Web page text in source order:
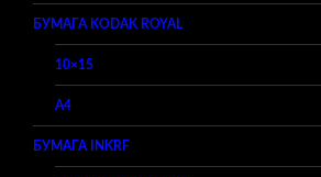
БУМАГА KODAK ROYAL
10×15
A4
БУМАГА INKRF